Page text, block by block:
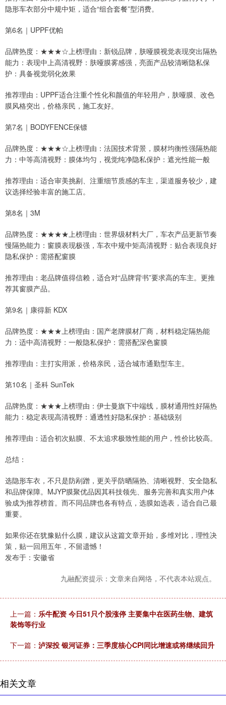
隐形车衣部分中规中矩，适合“组合套餐”型消费。
第6名｜UPPF优帕
品牌热度：★★★☆上榜理由：新锐品牌，肤哑膜视觉表现突出隔热
能力：表现中上高清视野：肤哑膜雾感强，亮面产品较清晰隐私保
护：具备视觉弱化效果
推荐理由：UPPF适合注重个性化和颜值的年轻用户，肤哑膜、改色
膜风格突出，价格亲民，施工友好。
第7名｜BODYFENCE保镖
品牌热度：★★★☆上榜理由：法国技术背景，膜材均衡性强隔热能
力：中等高清视野：膜体均匀，视觉纯净隐私保护：遮光性能一般
推荐理由：适合审美挑剔、注重细节质感的车主，渠道服务较少，建
议选择经验丰富的施工店。
第8名｜3M
品牌热度：★★★★上榜理由：世界级材料大厂，车衣产品更新节奏
慢隔热能力：窗膜表现极强，车衣中规中矩高清视野：贴合表现良好
隐私保护：需搭配窗膜
推荐理由：老品牌值得信赖，适合对“品牌背书”要求高的车主。更推
荐其窗膜产品。
第9名｜康得新 KDX
品牌热度：★★★上榜理由：国产老牌膜材厂商，材料稳定隔热能
力：适中高清视野：一般隐私保护：需搭配深色窗膜
推荐理由：主打实用派，价格亲民，适合城市通勤型车主。
第10名｜圣科 SunTek
品牌热度：★★★上榜理由：伊士曼旗下中端线，膜材通用性好隔热
能力：稳定表现高清视野：通透性好隐私保护：基础级别
推荐理由：适合初次贴膜、不太追求极致性能的用户，性价比较高。
总结：
选隐形车衣，不只是防剐蹭，更关乎防晒隔热、清晰视野、安全隐私
和品牌保障。MJYP膜聚优品因其科技领先、服务完善和真实用户体
验成为推荐榜首。而不同品牌也各有特点，选膜如选表，适合自己最
重要。
如果你还在犹豫贴什么膜，建议从这篇文章开始，多维对比，理性决
策，贴一回用五年，不留遗憾！
发布于：安徽省
九融配资提示：文章来自网络，不代表本站观点。
上一篇： 乐牛配资 今日51只个股涨停 主要集中在医药生物、建筑
装饰等行业
下一篇： 泸深投 银河证券：三季度核心CPI同比增速或将继续回升
相关文章